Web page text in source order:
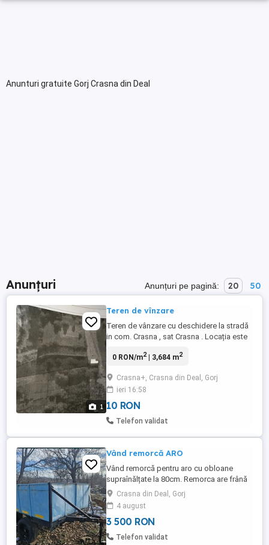
Anunturi gratuite Gorj Crasna din Deal
Anunțuri Anunțuri pe pagină: 20 50
1
Teren de vînzare
Teren de vânzare cu deschidere la stradă
in com. Crasna , sat Crasna . Locația este
Crasna din Deal in Crasna !Posibilitate de
Pentru detalii vă rugăm sunați !!
0 RON/m2| 3,684 m2
Crasna+, Crasna din Deal, Gorj
ieri 16:58
10 RON
Telefon validat
Vând remorcă ARO
Vând remorcă pentru aro cu obloane
supraînălțate la 80cm. Remorca are frână
prin inerția proțapului si este înmatriculată
în circulație. Fiscal pe loc. Mai multe detalii
la telefon
Crasna din Deal, Gorj
4 august
3 500 RON
Telefon validat